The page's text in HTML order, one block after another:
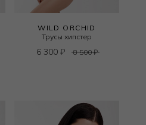
WILD ORCHID
Трусы хипстер
6 300 ₽ 8 500₽